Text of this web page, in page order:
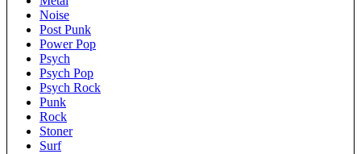
Noise
Post Punk
Power Pop
Psych
Psych Pop
Psych Rock
Punk
Rock
Stoner
Surf